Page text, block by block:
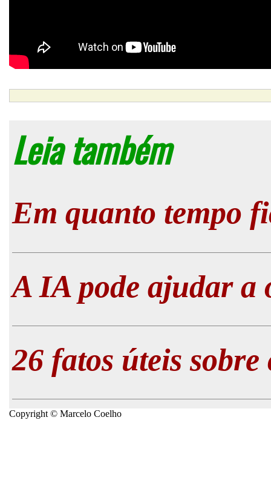
Leia também
Em quanto tempo
A IA pode ajudar a
26 fatos úteis
Copyright © Marcelo Coelho